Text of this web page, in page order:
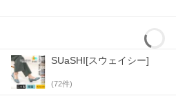
SUaSHI[スウェイシー]
(72件)